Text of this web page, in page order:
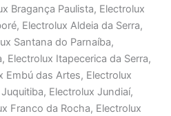
Bragança Paulista, Electrolux
Electrolux Aldeia da Serra,
Santana do Parnaíba,
Electrolux Itapecerica da Serra,
Embú das Artes, Electrolux
Electrolux Jundiaí,
Franco da Rocha, Electrolux